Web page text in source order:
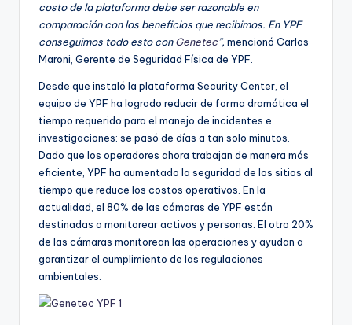
costo de la plataforma debe ser razonable en
comparación con los beneficios que recibimos. En YPF
conseguimos todo esto conGenetec”, mencionó Carlos
Maroni, Gerente de Seguridad Física de YPF.
Desde que instaló la plataforma Security Center, el
equipo de YPF ha logrado reducir de forma dramática el
tiempo requerido para el manejo de incidentes e
investigaciones: se pasó de días a tan solo minutos.
Dado que los operadores ahora trabajan de manera más
eficiente, YPF ha aumentado la seguridad de los sitios al
tiempo que reduce los costos operativos. En la
actualidad, el 80% de las cámaras de YPF están
destinadas a monitorear activos y personas. El otro 20%
de las cámaras monitorean las operaciones y ayudan a
garantizar el cumplimiento de las regulaciones
ambientales.